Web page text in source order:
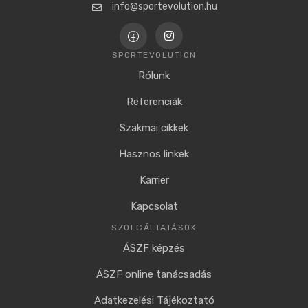
info@sportevolution.hu
SPORTEVOLUTION
Rólunk
Referenciák
Szakmai cikkek
Hasznos linkek
Karrier
Kapcsolat
SZOLGÁLTATÁSOK
ÁSZF képzés
ÁSZF online tanácsadás
Adatkezelési Tájékoztató